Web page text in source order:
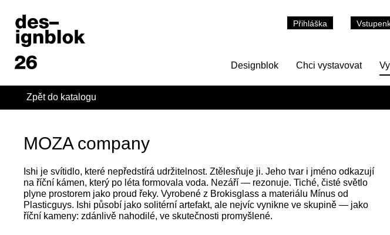
Přihláška
Designblok Chci vystavovat
Zpět do katalogu
MOZA company
Ishi je svítidlo, které nepředstírá udržitelnost. Ztělesňuje ji. Jeho tvar i jméno odkazují
na říční kámen, který po léta formovala voda. Nezáří — rezonuje. Tiché, čisté světlo
plyne prostorem jako proud řeky. Vyrobené z Brokisglass a materiálu Mínus od
Plasticguys. Ishi působí jako solitérní artefakt, ale nejvíc vynikne ve skupině — jako
říční kameny: zdánlivě nahodilé, ve skutečnosti promyšlené.